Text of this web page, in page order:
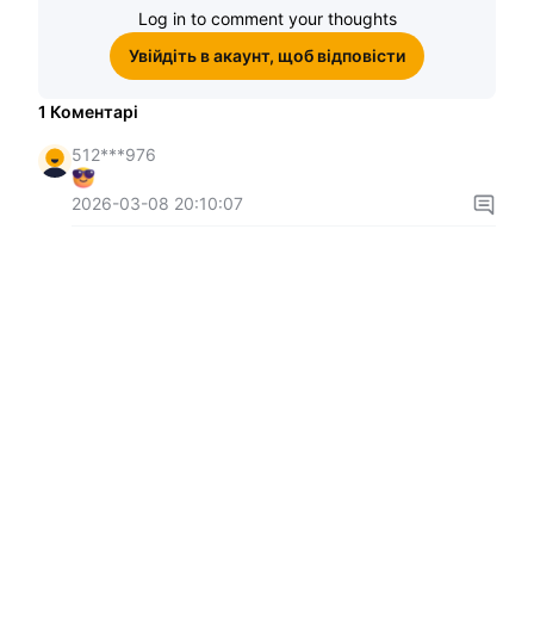
Log in to comment your thoughts
Увійдіть в акаунт, щоб відповісти
1 Коментарі
512***976
2026-03-08 20:10:07